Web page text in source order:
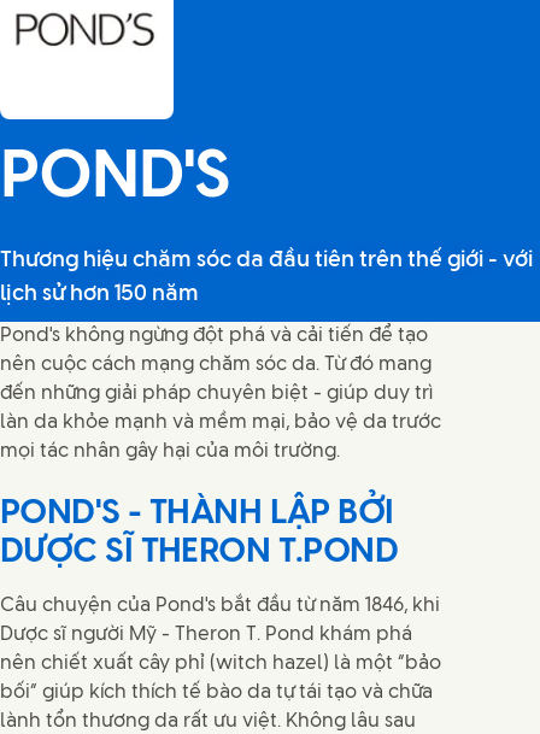
POND'S
Thương hiệu chăm sóc da đầu tiên trên thế giới - với
lịch sử hơn 150 năm
Pond's không ngừng đột phá và cải tiến để tạo
nên cuộc cách mạng chăm sóc da. Từ đó mang
đến những giải pháp chuyên biệt - giúp duy trì
làn da khỏe mạnh và mềm mại, bảo vệ da trước
mọi tác nhân gây hại của môi trường.
POND'S - THÀNH LẬP BỞI
DƯỢC SĨ THERON T.POND
Câu chuyện của Pond's bắt đầu từ năm 1846, khi
Dược sĩ người Mỹ - Theron T. Pond khám phá
nên chiết xuất cây phỉ (witch hazel) là một “bảo
bối” giúp kích thích tế bào da tự tái tạo và chữa
lành tổn thương da rất ưu việt. Không lâu sau